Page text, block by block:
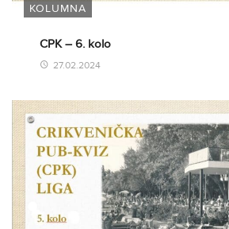
KOLUMNA
CPK – 6. kolo
27.02.2024